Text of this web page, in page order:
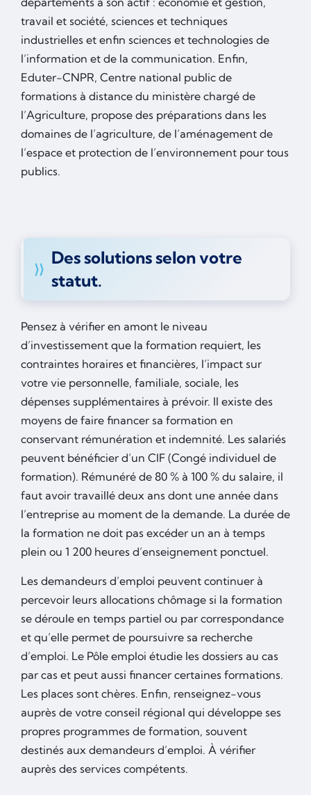
travail et société, sciences et techniques
industrielles et enfin sciences et technologies de
l’information et de la communication. Enfin,
Eduter-CNPR, Centre national public de
formations à distance du ministère chargé de
l’Agriculture, propose des préparations dans les
domaines de l’agriculture, de l’aménagement de
l’espace et protection de l’environnement pour tous
publics.
Des solutions selon votre
statut.
Pensez à vérifier en amont le niveau
d’investissement que la formation requiert, les
contraintes horaires et financières, l’impact sur
votre vie personnelle, familiale, sociale, les
dépenses supplémentaires à prévoir. Il existe des
moyens de faire financer sa formation en
conservant rémunération et indemnité. Les salariés
peuvent bénéficier d’un CIF (Congé individuel de
formation). Rémunéré de 80 % à 100 % du salaire, il
faut avoir travaillé deux ans dont une année dans
l’entreprise au moment de la demande. La durée de
la formation ne doit pas excéder un an à temps
plein ou 1 200 heures d’enseignement ponctuel.
Les demandeurs d’emploi peuvent continuer à
percevoir leurs allocations chômage si la formation
se déroule en temps partiel ou par correspondance
et qu’elle permet de poursuivre sa recherche
d’emploi. Le Pôle emploi étudie les dossiers au cas
par cas et peut aussi financer certaines formations.
Les places sont chères. Enfin, renseignez-vous
auprès de votre conseil régional qui développe ses
propres programmes de formation, souvent
destinés aux demandeurs d’emploi. À vérifier
auprès des services compétents.